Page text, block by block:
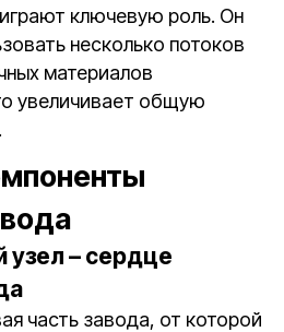
ключевую роль. Он
несколько потоков
материалов
увеличивает общую
узел – сердце
часть завода, от которой